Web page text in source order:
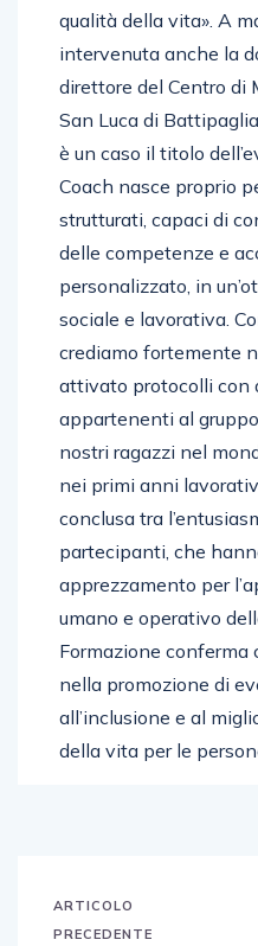
qualità della vita». A
intervenuta anche la
direttore del Centro di
San Luca di
è un caso il titolo
Coach nasce proprio
strutturati, capaci di
delle competenze e
personalizzato, in
sociale e lavorativa.
crediamo fortemente
attivato protocolli con
appartenenti al
nostri ragazzi nel
nei primi anni
conclusa tra
partecipanti, che
apprezzamento per
umano e operativo
Formazione conferma
nella promozione di
all’inclusione e al
della vita per le
ARTICOLO
PRECEDENTE